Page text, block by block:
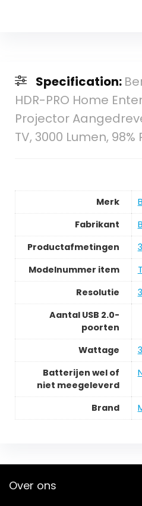
Specification:
HDR-PRO Home
Projector
TV, 3000 Lumen, 98%
Merk
Fabrikant
Productafmetingen
Modelnummer item
Resolutie
Aantal USB 2.0-
poorten
Wattage
Batterijen wel of
niet meegeleverd
Brand
Over ons